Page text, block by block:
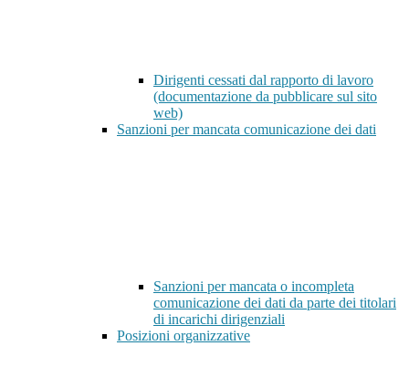
Dirigenti cessati dal rapporto di lavoro
(documentazione da pubblicare sul sito
web)
Sanzioni per mancata comunicazione dei dati
Sanzioni per mancata o incompleta
comunicazione dei dati da parte dei titolari
di incarichi dirigenziali
Posizioni organizzative